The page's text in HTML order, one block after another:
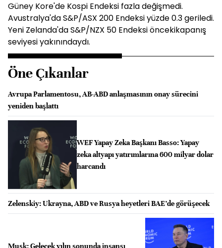
Güney Kore'de Kospi Endeksi fazla değişmedi.
Avustralya'da S&P/ASX 200 Endeksi yüzde 0.3 geriledi.
Yeni Zelanda'da S&P/NZX 50 Endeksi öncekikapanış
seviyesi yakınındaydı.
Öne Çıkanlar
Avrupa Parlamentosu, AB-ABD anlaşmasının onay sürecini
yeniden başlattı
WEF Yapay Zeka Başkanı Basso: Yapay
zeka altyapı yatırımlarına 600 milyar dolar
harcandı
Zelenskiy: Ukrayna, ABD ve Rusya heyetleri BAE’de görüşecek
Musk: Gelecek yılın sonunda insansı